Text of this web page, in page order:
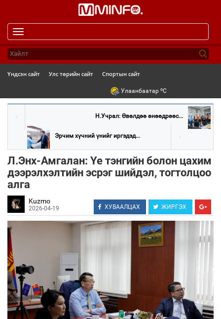
navigation
Үндсэн сайт Улс төрийн сайт Спортын сайт
Улаанбаатар oC
Н.Учрал: Өвөлдөө өнөөдрөөс...
Эрчим хүчний үнийг иргэдэд...
Л.Энх-Амгалан: Үе тэнгийн болон цахим
дээрэлхэлтийн эсрэг шийдэл, тогтолцоо
алга
Kuzmo
2026-04-19 ХУВААЛЦАХ ЖИРГЭХ